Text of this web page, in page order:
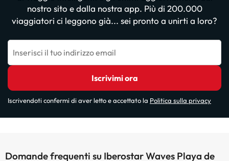
nostro sito e dalla nostra app. Più di 200.000
viaggiatori ci leggono già... sei pronto a unirti a loro?
Inserisci il tuo indirizzo email
Iscrivimi ora
Iscrivendoti confermi di aver letto e accettato la Politica sulla privacy
Domande frequenti su Iberostar Waves Playa de